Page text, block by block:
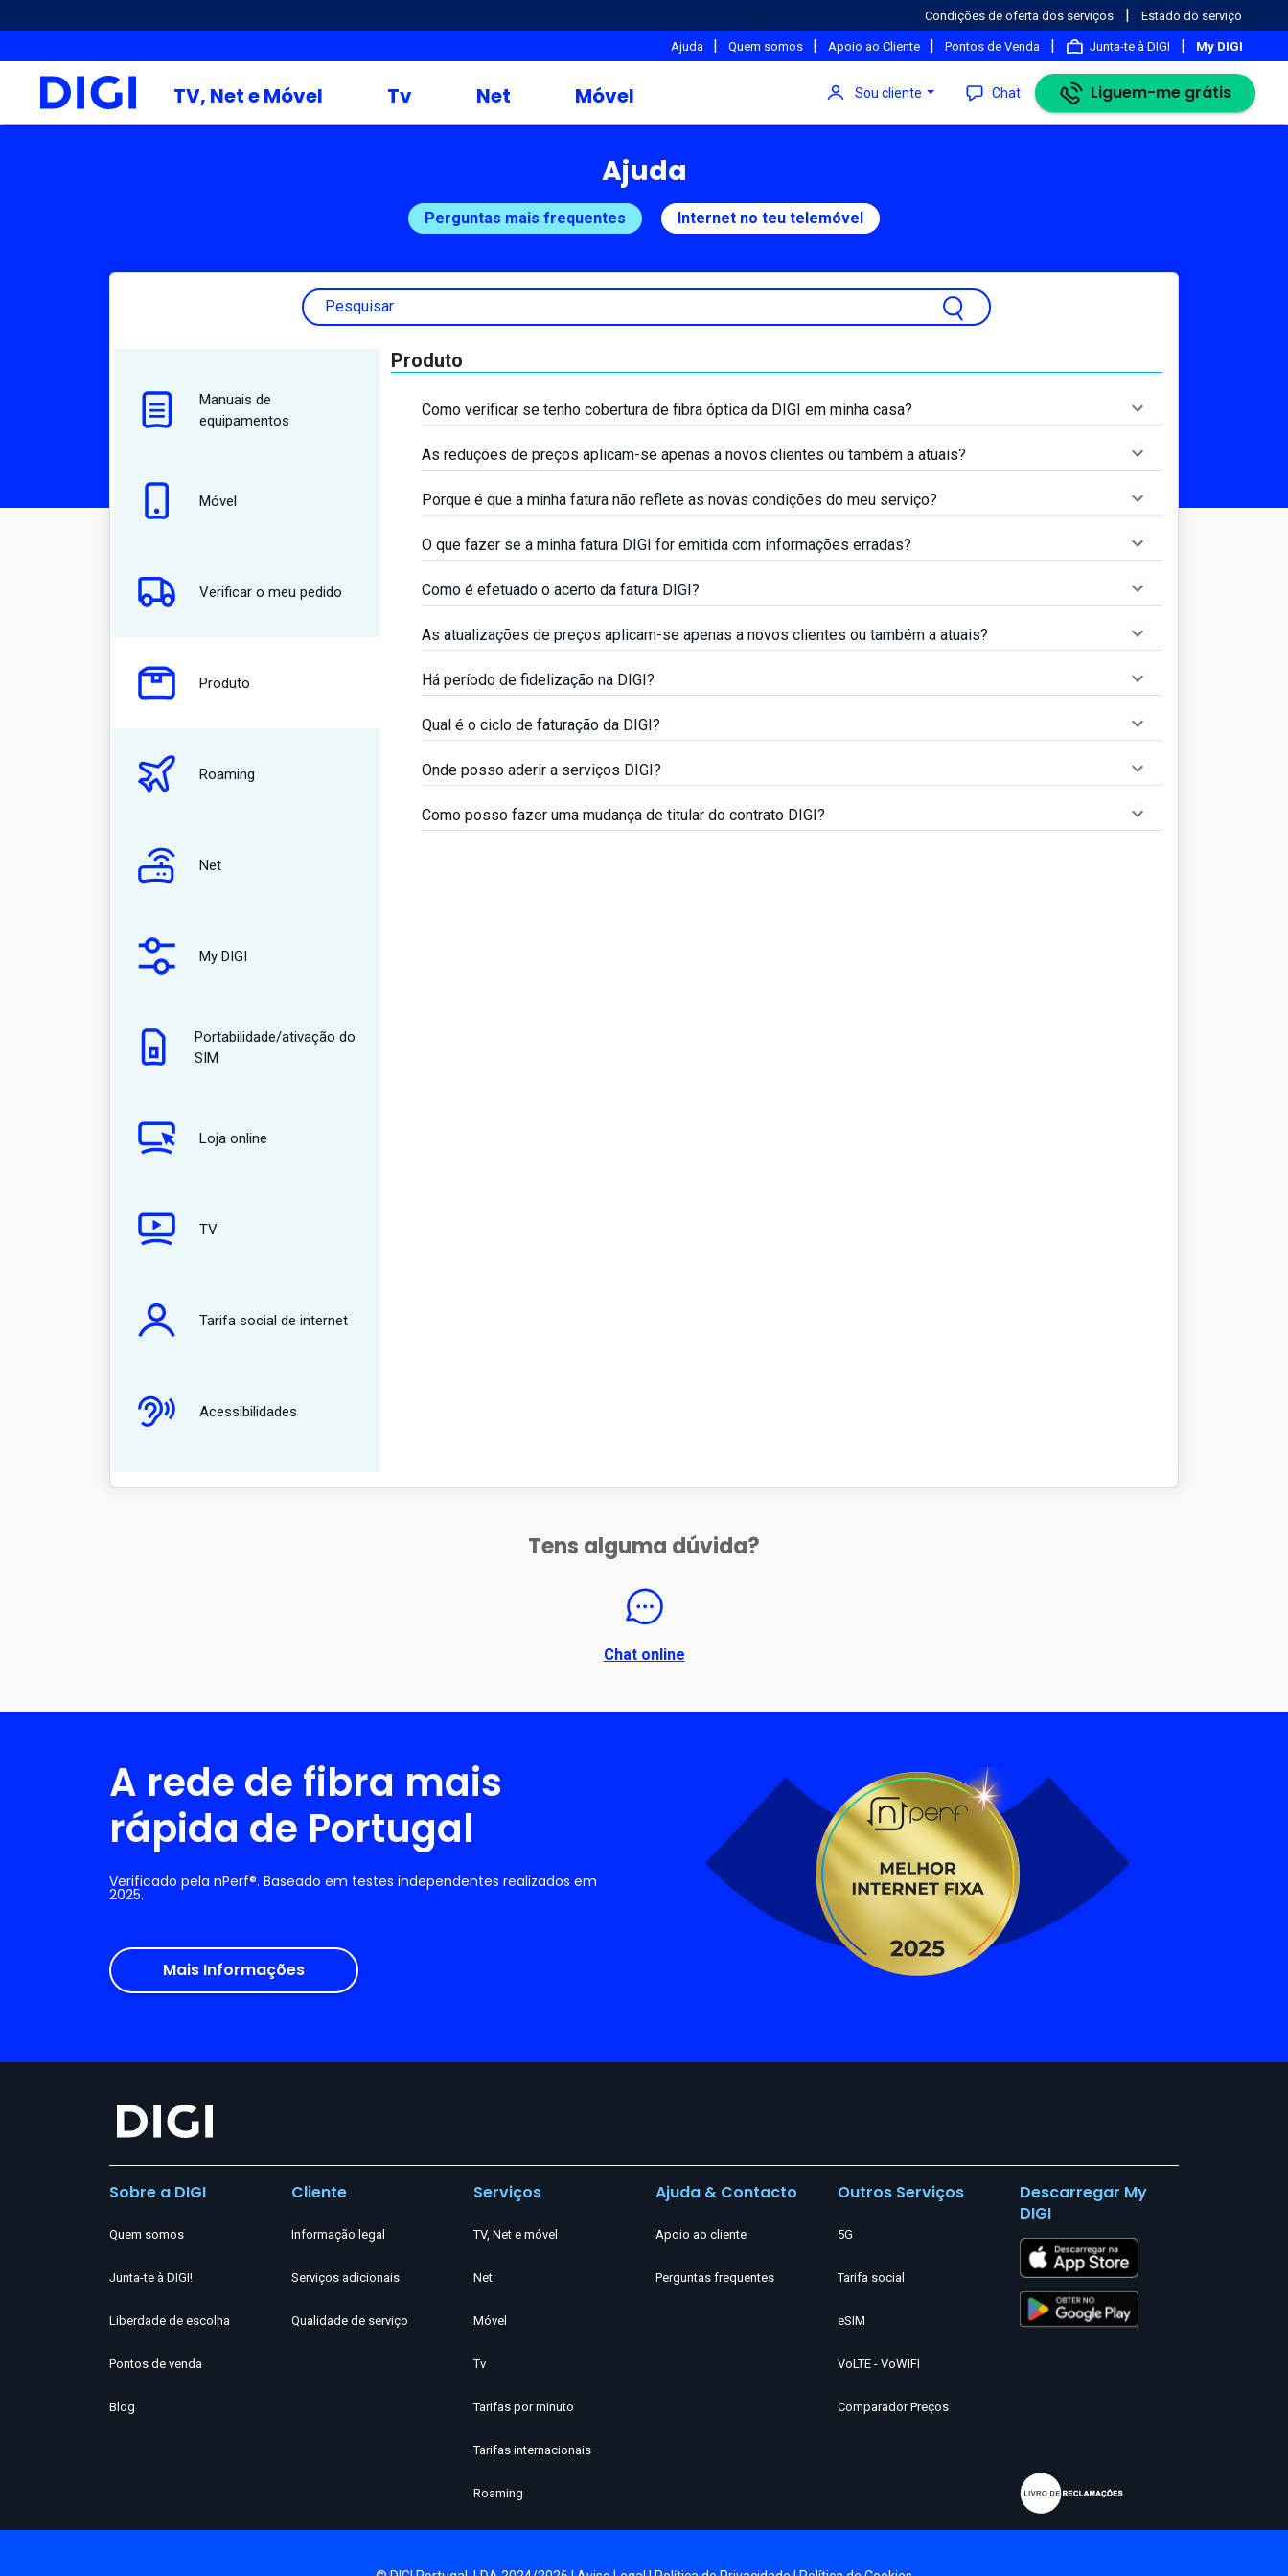
Condições de oferta dos serviços | Estado do serviço
Ajuda | Quem somos | Apoio ao Cliente | Pontos de Venda | Junta-te à DIGI | My DIGI
TV, Net e Móvel Tv Net Móvel Sou cliente Chat Liguem-me grátis
Ajuda
Perguntas mais frequentes Internet no teu telemóvel
Pesquisar
Manuais de
equipamentos
Móvel
Verificar o meu pedido
Produto
Roaming
Net
My DIGI
Portabilidade/ativação do
SIM
Loja online
TV
Tarifa social de internet
Acessibilidades
Produto
Como verificar se tenho cobertura de fibra óptica da DIGI em minha casa?
As reduções de preços aplicam-se apenas a novos clientes ou também a atuais?
Porque é que a minha fatura não reflete as novas condições do meu serviço?
O que fazer se a minha fatura DIGI for emitida com informações erradas?
Como é efetuado o acerto da fatura DIGI?
As atualizações de preços aplicam-se apenas a novos clientes ou também a atuais?
Há período de fidelização na DIGI?
Qual é o ciclo de faturação da DIGI?
Onde posso aderir a serviços DIGI?
Como posso fazer uma mudança de titular do contrato DIGI?
Tens alguma dúvida?
Chat online
A rede de fibra mais
rápida de Portugal
Verificado pela nPerf®. Baseado em testes independentes realizados em
2025.
Mais Informações
Sobre a DIGI
Quem somos
Junta-te à DIGI!
Liberdade de escolha
Pontos de venda
Blog
Cliente
Informação legal
Serviços adicionais
Qualidade de serviço
Serviços
TV, Net e móvel
Net
Móvel
Tv
Tarifas por minuto
Tarifas internacionais
Roaming
Ajuda & Contacto
Apoio ao cliente
Perguntas frequentes
Outros Serviços
5G
Tarifa social
eSIM
VoLTE - VoWIFI
Comparador Preços
Descarregar My
DIGI